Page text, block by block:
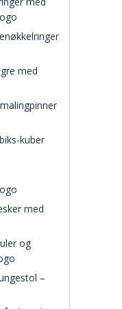
med
kuber
med
og
–